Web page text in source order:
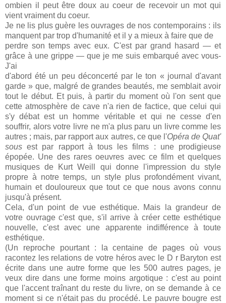
ombien il peut être doux au coeur de recevoir un mot qui
vient vraiment du coeur.
Je ne lis plus guère les ouvrages de nos contemporains : ils
manquent par trop d'humanité et il y a mieux à faire que de
perdre son temps avec eux. C'est par grand hasard — et
grâce à une grippe — que je me suis embarqué avec vous-
J'ai
d'abord été un peu déconcerté par le ton « journal d'avant
garde » que, malgré de grandes beautés, me semblait avoir
tout le début. Et puis, à partir du moment où l'on sent que
cette atmosphère de cave n'a rien de factice, que celui qui
s'y débat est un homme véritable et qui ne cesse d'en
souffrir, alors votre livre ne m'a plus paru un livre comme les
autres ; mais, par rapport aux autres, ce que l'Opéra de Quat'
sous est par rapport à tous les films : une prodigieuse
épopée. Une des rares oeuvres avec ce film et quelques
musiques de Kurt Weill qui donne l'impression du style
propre à notre temps, un style plus profondément vivant,
humain et douloureux que tout ce que nous avons connu
jusqu'à présent.
Cela, d'un point de vue esthétique. Mais la grandeur de
votre ouvrage c'est que, s'il arrive à créer cette esthétique
nouvelle, c'est avec une apparente indifférence à toute
esthétique.
(Un reproche pourtant : la centaine de pages où vous
racontez les relations de votre héros avec le D r Baryton est
écrite dans une autre forme que les 500 autres pages, je
veux dire dans une forme moins argotique : c'est au point
que l'accent traînant du reste du livre, on se demande à ce
moment si ce n'était pas du procédé. Le pauvre bougre est